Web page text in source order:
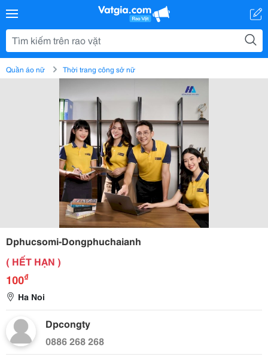
Quần áo nữ Thời trang công sở nữ
Dphucsomi-Dongphuchaianh
( HẾT HẠN )
100₫
Ha Noi
Dpcongty
0886 268 268